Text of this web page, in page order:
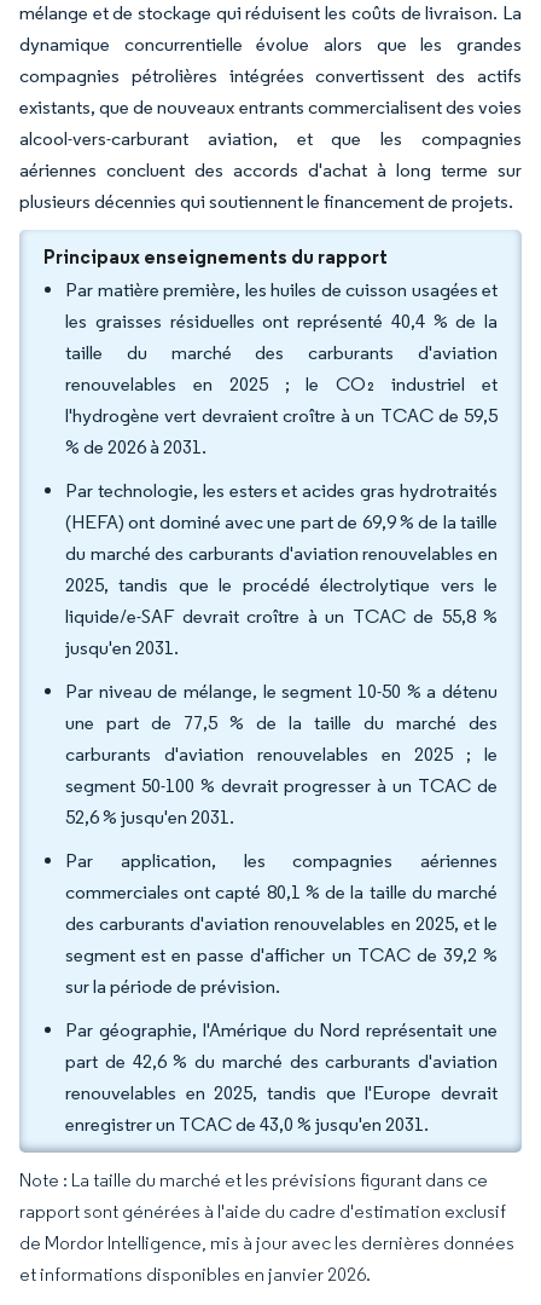
mélange et de stockage qui réduisent les coûts de livraison. La
dynamique concurrentielle évolue alors que les grandes
compagnies pétrolières intégrées convertissent des actifs
existants, que de nouveaux entrants commercialisent des voies
alcool-vers-carburant aviation, et que les compagnies
aériennes concluent des accords d'achat à long terme sur
plusieurs décennies qui soutiennent le financement de projets.
Principaux enseignements du rapport
Par matière première, les huiles de cuisson usagées et
les graisses résiduelles ont représenté 40,4 % de la
taille du marché des carburants d'aviation
renouvelables en 2025 ; le CO₂ industriel et
l'hydrogène vert devraient croître à un TCAC de 59,5
% de 2026 à 2031.
Par technologie, les esters et acides gras hydrotraités
(HEFA) ont dominé avec une part de 69,9 % de la taille
du marché des carburants d'aviation renouvelables en
2025, tandis que le procédé électrolytique vers le
liquide/e-SAF devrait croître à un TCAC de 55,8 %
jusqu'en 2031.
Par niveau de mélange, le segment 10-50 % a détenu
une part de 77,5 % de la taille du marché des
carburants d'aviation renouvelables en 2025 ; le
segment 50-100 % devrait progresser à un TCAC de
52,6 % jusqu'en 2031.
Par application, les compagnies aériennes
commerciales ont capté 80,1 % de la taille du marché
des carburants d'aviation renouvelables en 2025, et le
segment est en passe d'afficher un TCAC de 39,2 %
sur la période de prévision.
Par géographie, l'Amérique du Nord représentait une
part de 42,6 % du marché des carburants d'aviation
renouvelables en 2025, tandis que l'Europe devrait
enregistrer un TCAC de 43,0 % jusqu'en 2031.
Note : La taille du marché et les prévisions figurant dans ce
rapport sont générées à l'aide du cadre d'estimation exclusif
de Mordor Intelligence, mis à jour avec les dernières données
et informations disponibles en janvier 2026.